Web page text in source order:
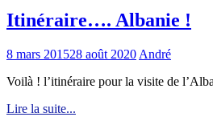
Itinéraire…. Albanie !
8 mars 201528 août 2020 André
Voilà ! l’itinéraire pour la visite de
Lire la suite...